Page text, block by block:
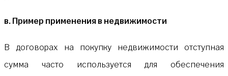
в. Пример применения в недвижимости
В договорах на покупку недвижимости отступная
сумма часто используется для обеспечения